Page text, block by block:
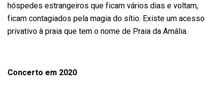
hóspedes estrangeiros que ficam vários dias e voltam,
ficam contagiados pela magia do sítio. Existe um acesso
privativo à praia que tem o nome de Praia da Amália.
Concerto em 2020